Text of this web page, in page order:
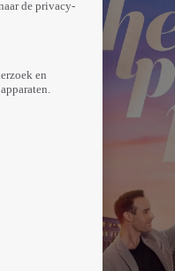
de privacy-
en